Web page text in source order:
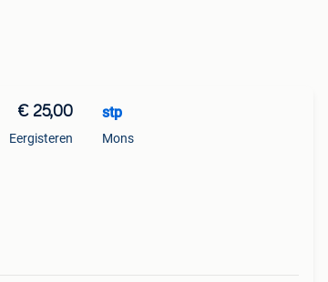
€ 25,00
Eergisteren
stp
Mons